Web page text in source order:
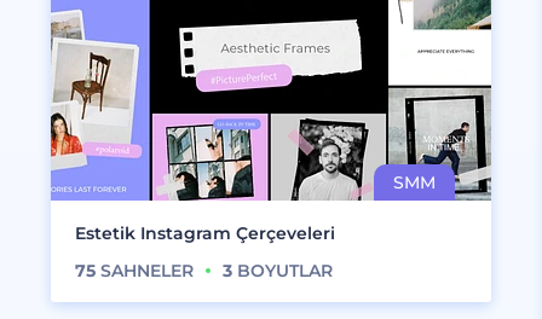
Estetik Instagram Çerçeveleri
75 SAHNELER 3 BOYUTLAR